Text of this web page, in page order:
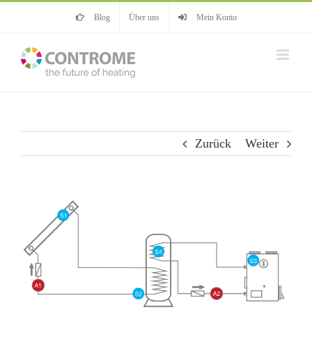
springen
Blog Über uns Mein Konto
Zurück Weiter
Larger
Image